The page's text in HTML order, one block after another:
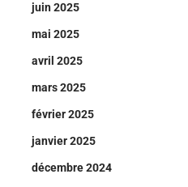
juin 2025
mai 2025
avril 2025
mars 2025
février 2025
janvier 2025
décembre 2024